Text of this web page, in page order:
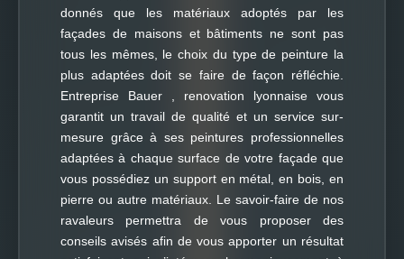
donnés que les matériaux adoptés par les
façades de maisons et bâtiments ne sont pas
tous les mêmes, le choix du type de peinture la
plus adaptées doit se faire de façon réfléchie.
Entreprise Bauer , renovation lyonnaise vous
garantit un travail de qualité et un service sur-
mesure grâce à ses peintures professionnelles
adaptées à chaque surface de votre façade que
vous possédiez un support en métal, en bois, en
pierre ou autre matériaux. Le savoir-faire de nos
ravaleurs permettra de vous proposer des
conseils avisés afin de vous apporter un résultat